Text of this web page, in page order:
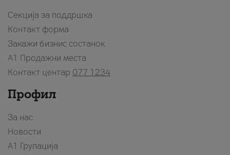
Секција за поддршка
Контакт форма
Закажи бизнис состанок
A1 Продажни места
Контакт центар 077 1234
Профил
За нас
Новости
А1 Групација